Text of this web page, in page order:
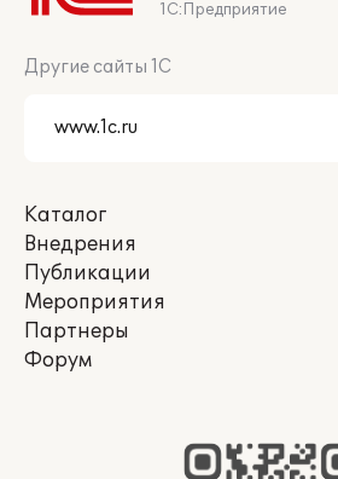
1С:Предприятие
Другие сайты 1С
Каталог
Внедрения
Публикации
Мероприятия
Партнеры
Форум